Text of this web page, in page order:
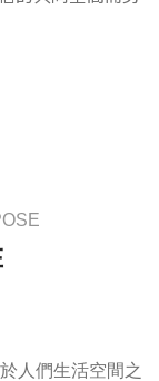
人們生活空間之